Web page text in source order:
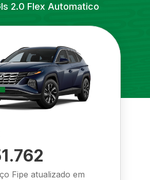
2.0 Flex Automatico
Fipe atualizado em